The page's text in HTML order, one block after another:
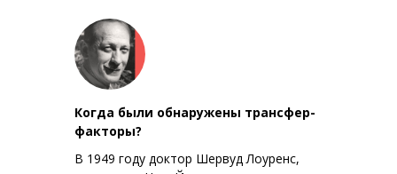
Когда были обнаружены трансфер-
факторы?
В 1949 году доктор Шервуд Лоуренс,